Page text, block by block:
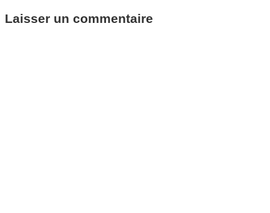
Laisser un commentaire